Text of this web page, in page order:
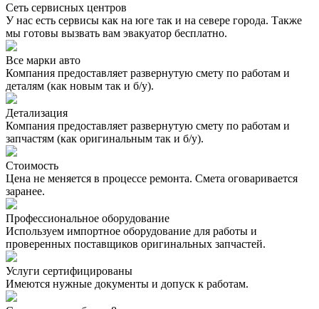
Сеть сервисных центров
У нас есть сервисы как на юге так и на севере города. Также
мы готовы вызвать вам эвакуатор бесплатно.
Все марки авто
Компания предоставляет развернутую смету по работам и
деталям (как новым так и б/у).
Детализация
Компания предоставляет развернутую смету по работам и
запчастям (как оригинальным так и б/у).
Стоимость
Цена не меняется в процессе ремонта. Смета оговаривается
заранее.
Профессиональное оборудование
Используем импортное оборудование для работы и
проверенных поставщиков оригинальных запчастей.
Услуги сертифицированы
Имеются нужные документы и допуск к работам.